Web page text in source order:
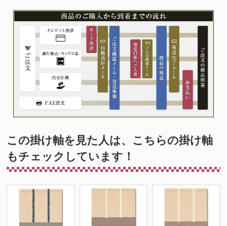
この掛け軸を見た人は、こちらの掛け軸
もチェックしています！